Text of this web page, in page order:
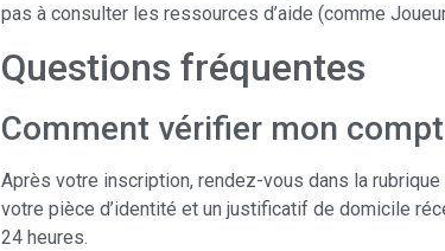
pas à consulter les ressources d’aide (comme
Questions fréquentes
Comment vérifier mon
Après votre inscription, rendez-vous dans la
votre pièce d’identité et un justificatif de domicile
24 heures.